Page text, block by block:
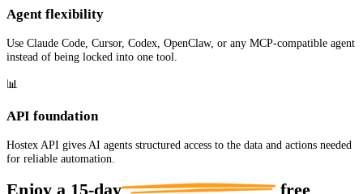
Agent flexibility
Use Claude Code, Cursor, Codex, OpenClaw, or any MCP-compatible agent
instead of being locked into one tool.
📊
API foundation
Hostex API gives AI agents structured access to the data and actions needed
for reliable automation.
Enjoy a 15-day free